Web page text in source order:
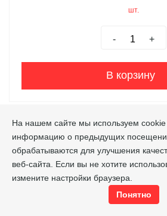
шт.
- +
В корзину
На нашем сайте мы используем
информацию о предыдущих
обрабатываются для улучшения
веб-сайта. Если вы не хотите
измените настройки браузера.
Понятно